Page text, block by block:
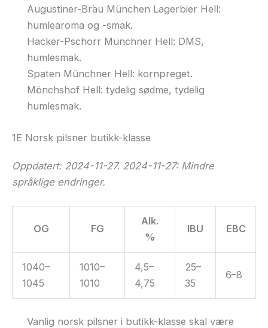
Augustiner-Bräu München Lagerbier Hell:
humlearoma og -smak.
Hacker-Pschorr Münchner Hell: DMS,
humlesmak.
Spaten Münchner Hell: kornpreget.
Mönchshof Hell: tydelig sødme, tydelig
humlesmak.
1E Norsk pilsner butikk-klasse
Oppdatert: 2024-11-27. 2024-11-27: Mindre
språklige endringer.
OG FG
Alk.
%
IBU EBC
1040–
1045
1010–
1010
4,5–
4,75
25–
35
6–8
Vanlig norsk pilsner i butikk-klasse skal være